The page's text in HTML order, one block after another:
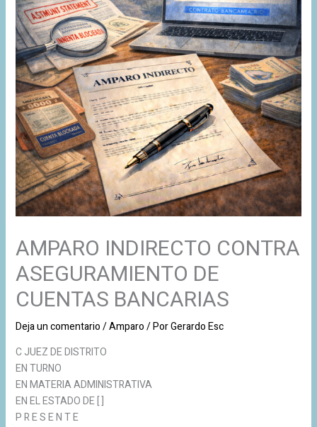
AMPARO INDIRECTO CONTRA
ASEGURAMIENTO DE
CUENTAS BANCARIAS
Deja un comentario/Amparo/ PorGerardo Esc
C JUEZ DE DISTRITO
EN TURNO
EN MATERIA ADMINISTRATIVA
EN EL ESTADO DE [ ]
P R E S E N T E